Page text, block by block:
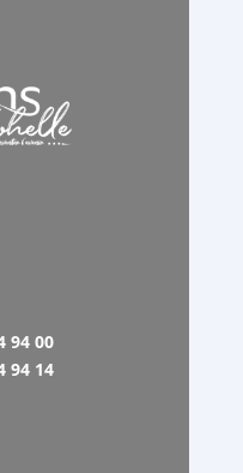
94 00
94 14